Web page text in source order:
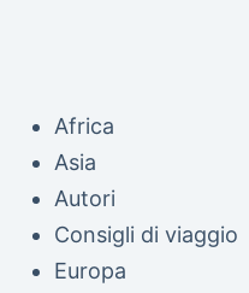
Africa
Asia
Autori
Consigli di viaggio
Europa